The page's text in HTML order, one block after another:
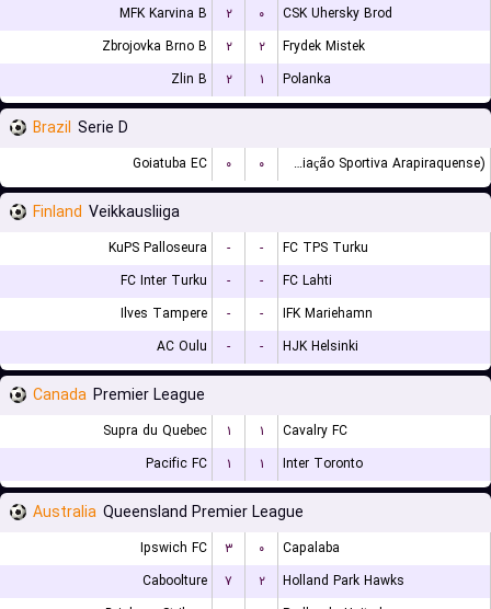
MFK Karvina B
۲ ۰
CSK Uhersky Brod
Zbrojovka Brno B
۲ ۲
Frydek Mistek
Zlin B
۲ ۱ Polanka
Brazil Serie D
Goiatuba EC ۰ ۰ ASA (Agremiação Sportiva Arapiraquense)
Finland Veikkausliiga
KuPS Palloseura - -
FC TPS Turku
FC Inter Turku
- -
FC Lahti
Ilves Tampere
- -
IFK Mariehamn
AC Oulu
- - HJK Helsinki
Canada Premier League
Supra du Quebec ۱ ۱
Cavalry FC
Pacific FC
۱ ۱ Inter Toronto
Australia Queensland Premier League
Ipswich FC ۳ ۰
Capalaba
Caboolture
۷ ۲
Holland Park Hawks